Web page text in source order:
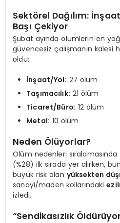
Sektörel Dağılım:
Başı Çekiyor
Şubat ayında ölümlerin en
güvencesiz çalışmanın kalesi
oldu:
İnşaat/Yol: 27 ölüm
Taşımacılık: 21 ölüm
Ticaret/Büro: 12 ölüm
Metal: 10 ölüm
Neden Ölüyorlar?
Ölüm nedenleri sıralamasında
(%28) ilk sırada yer alırken,
büyük risk olan yüksekten
sanayi/maden kollarındaki
izledi.
“Sendikasızlık